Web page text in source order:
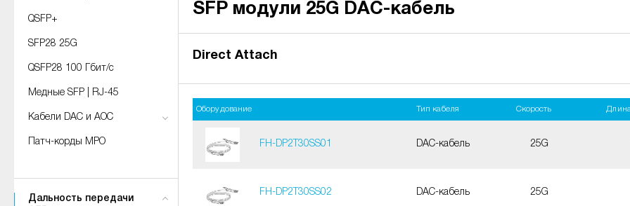
QSFP+
SFP28 25G
QSFP28 100 Гбит/с
Медные SFP | RJ-45
Кабели DAC и AOC
Патч-корды MPO
Дальность передачи
SFP модули 25G DAC-кабель
Direct Attach
Оборудование Тип кабеля Скорость
FH-DP2T30SS01 DAC-кабель 25G
FH-DP2T30SS02 DAC-кабель 25G